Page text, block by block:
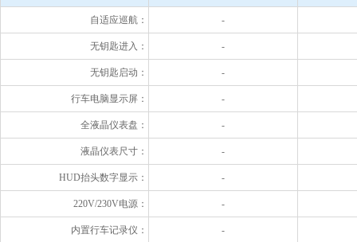
自适应巡航： -
无钥匙进入： -
无钥匙启动： -
行车电脑显示屏： -
全液晶仪表盘： -
液晶仪表尺寸： -
HUD抬头数字显示： -
220V/230V电源： -
内置行车记录仪： -